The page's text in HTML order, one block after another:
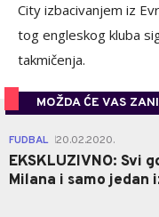
City izbacivanjem iz
tog engleskog kluba
takmičenja.
MOŽDA ĆE VAS
FUDBAL 20.02.2020.
EKSKLUZIVNO: Svi
Milana i samo jedan